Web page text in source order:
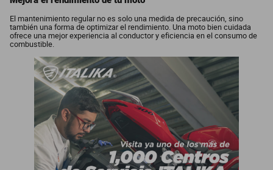
El mantenimiento regular no es solo una medida de precaución, sino
también una forma de optimizar el rendimiento. Una moto bien cuidada
ofrece una mejor experiencia al conductor y eficiencia en el consumo de
combustible.